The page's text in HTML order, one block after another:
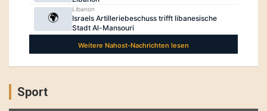
Sport